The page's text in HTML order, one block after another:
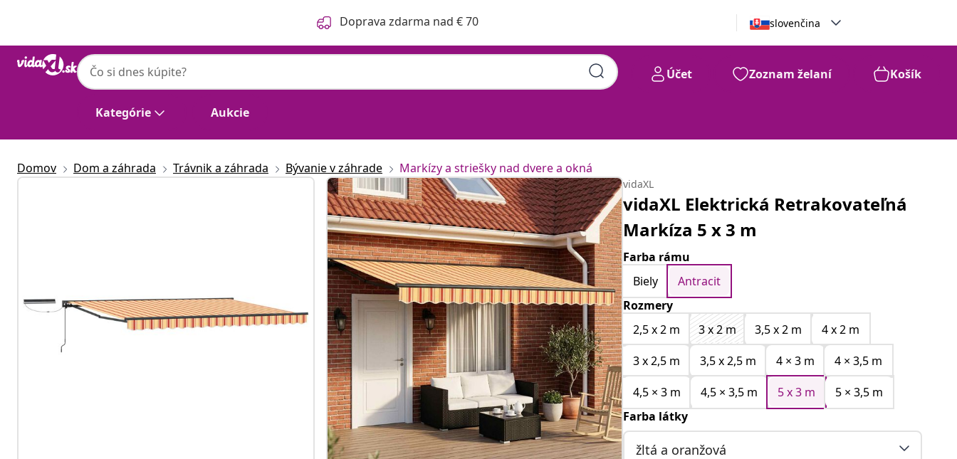
Doprava zdarma nad € 70 slovenčina
Kategórie Aukcie
Účet Zoznam želaní Košík
Domov Dom a záhrada Trávnik a záhrada Bývanie v záhrade Markízy a striešky nad dvere a okná
vidaXL
vidaXL Elektrická Retrakovateľná
Markíza 5 x 3 m
Farba rámu
Biely
Antracit
Rozmery
2,5 x 2 m
3 x 2 m 3,5 x 2 m
4 x 2 m
3 x 2,5 m
3,5 x 2,5 m 4 × 3 m
4 × 3,5 m
4,5 × 3 m
4,5 × 3,5 m 5 x 3 m
5 × 3,5 m
Farba látky
žltá a oranžová